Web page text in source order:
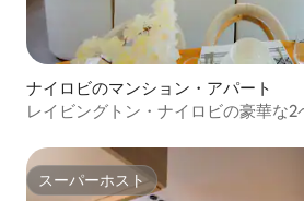
ナイロビのマンション・アパート
レイビングトン・ナイロビの豪華な2
スーパーホスト
スーパーホスト